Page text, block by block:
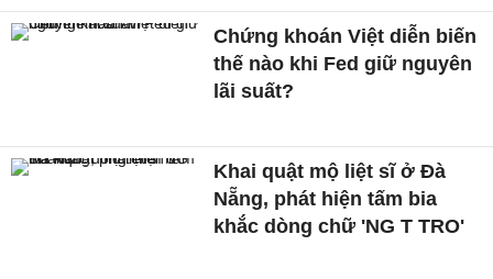
Chứng khoán Việt diễn biến
thế nào khi Fed giữ nguyên
lãi suất?
Khai quật mộ liệt sĩ ở Đà
Nẵng, phát hiện tấm bia
khắc dòng chữ 'NG T TRO'